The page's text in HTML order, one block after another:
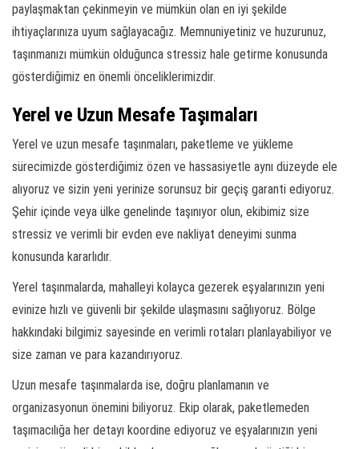
paylaşmaktan çekinmeyin ve mümkün olan en iyi şekilde
ihtiyaçlarınıza uyum sağlayacağız. Memnuniyetiniz ve huzurunuz,
taşınmanızı mümkün olduğunca stressiz hale getirme konusunda
gösterdiğimiz en önemli önceliklerimizdir.
Yerel ve Uzun Mesafe Taşımaları
Yerel ve uzun mesafe taşınmaları, paketleme ve yükleme
sürecimizde gösterdiğimiz özen ve hassasiyetle aynı düzeyde ele
alıyoruz ve sizin yeni yerinize sorunsuz bir geçiş garanti ediyoruz.
Şehir içinde veya ülke genelinde taşınıyor olun, ekibimiz size
stressiz ve verimli bir evden eve nakliyat deneyimi sunma
konusunda kararlıdır.
Yerel taşınmalarda, mahalleyi kolayca gezerek eşyalarınızın yeni
evinize hızlı ve güvenli bir şekilde ulaşmasını sağlıyoruz. Bölge
hakkındaki bilgimiz sayesinde en verimli rotaları planlayabiliyor ve
size zaman ve para kazandırıyoruz.
Uzun mesafe taşınmalarda ise, doğru planlamanın ve
organizasyonun önemini biliyoruz. Ekip olarak, paketlemeden
taşımacılığa her detayı koordine ediyoruz ve eşyalarınızın yeni